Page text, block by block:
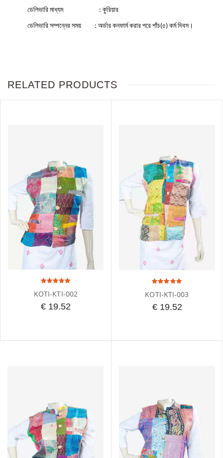
ডেলিভারি মাধ্যম : কুরিয়ার
ডেলিভারি সম্পন্নের সময় : অর্ডার কনফার্ম করার পরে পাঁচ(৫) কর্ম দিবস।
RELATED PRODUCTS
KOTI-KTI-002
€ 19.52
KOTI-KTI-003
€ 19.52